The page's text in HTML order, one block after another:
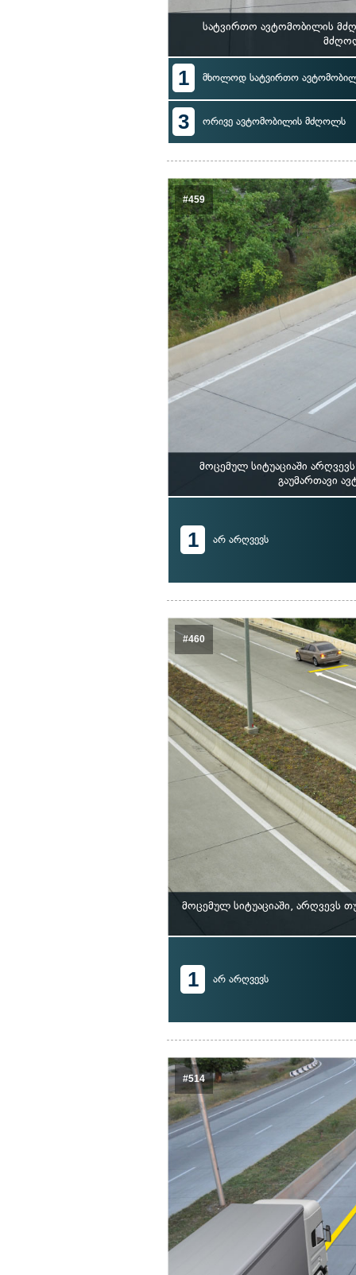
სატვირთო ავტომობილის
1 მხოლოდ სატვირთო
3 ორივე ავტომობილის მძღოლს
#459
მოცემულ სიტუაციაში
გაუმართავი
1 არ არღვევს
#460
მოცემულ სიტუაციაში, არღვევს
1 არ არღვევს
#514